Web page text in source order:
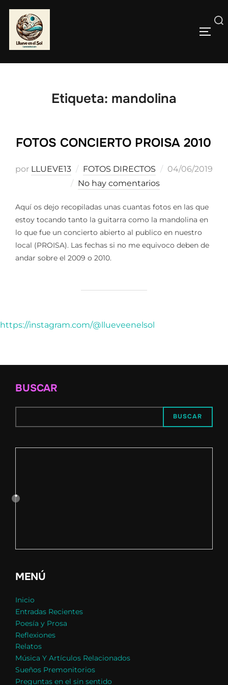
contenido
Buscar:
Etiqueta: mandolina
FOTOS CONCIERTO PROISA 2010
por LLUEVE13 FOTOS DIRECTOS
Publicado
04/06/2019
No hay comentarios
Aquí os dejo recopiladas unas cuantas fotos en las que
estoy tocando tanto la guitarra como la mandolina en
lo que fue un concierto abierto al publico en nuestro
local (PROISA). Las fechas si no me equivoco deben de
andar sobre el 2009 o 2010.
https://instagram.com/@llueveenelsol
BUSCAR
BUSCAR
MENÚ
Inicio
Entradas Recientes
Poesía y Prosa
Reflexiones
Relatos
Música Y Artículos Relacionados
Sueños Premonitorios
Preguntas en el sin sentido